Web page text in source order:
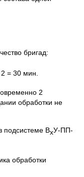
бригад:
= 30 мин.
2
обработки не
подсистеме ВхУ-ПП-
обработки